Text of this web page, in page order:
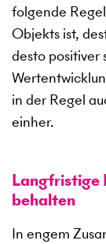
folgende
Objekts ist,
desto positiver
in der Regel
einher.
Langfristige
behalten
In engem